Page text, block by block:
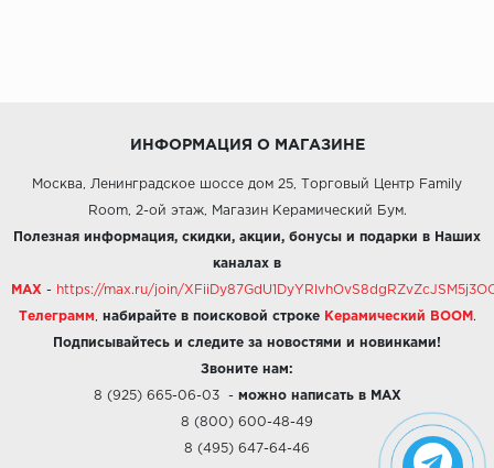
ИНФОРМАЦИЯ О МАГАЗИНЕ
Москва, Ленинградское шоссе дом 25, Торговый Центр Family
Room, 2-ой этаж, Магазин Керамический Бум.
Полезная информация, скидки, акции, бонусы и подарки в Наших
каналах в
MAX - https://max.ru/join/
Телеграмм набирайте в поисковой строке Керамический BOOM .
Подписывайтесь и следите за новостями и новинками!
Звоните нам:
8 (925) 665-06-03- можно написать в MAX
8 (800) 600-48-49
8 (495) 647-64-46